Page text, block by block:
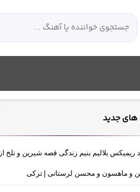
جدید
ریمیکس بلالیم بنیم زندگی قصه شیرین و تلخ از
و ماهسون و محسن لرستانی | ترکی